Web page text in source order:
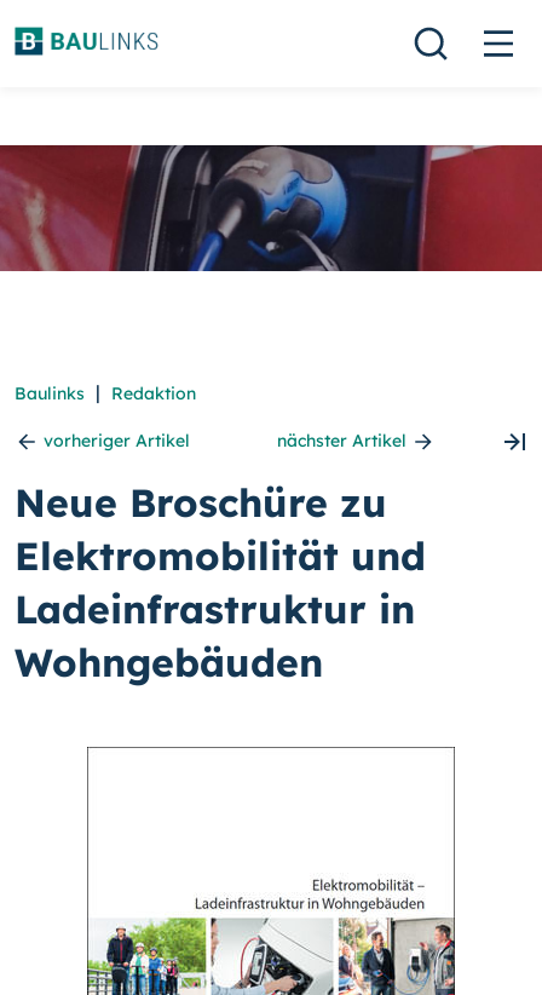
Baulinks | Redaktion
vorheriger Artikel nächster Artikel
Neue Broschüre zu
Elektromobilität und
Ladeinfrastruktur in
Wohngebäuden